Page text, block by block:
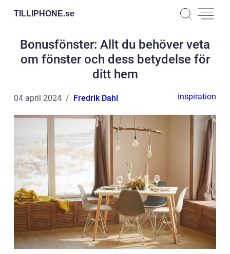
TILLIPHONE.se
Bonusfönster: Allt du behöver veta
om fönster och dess betydelse för
ditt hem
04 april 2024 Fredrik Dahl inspiration